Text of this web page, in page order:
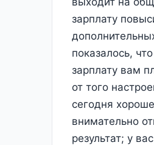
зарплату
показалось,
зарплату вам
от того
сегодня
внимательно
результат; у